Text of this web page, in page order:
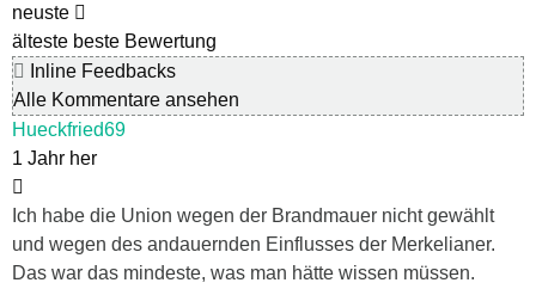
neuste
älteste beste Bewertung
Inline Feedbacks
Alle Kommentare ansehen
Hueckfried69
1 Jahr her
Ich habe die Union wegen der Brandmauer nicht gewählt
und wegen des andauernden Einflusses der Merkelianer.
Das war das mindeste, was man hätte wissen müssen.